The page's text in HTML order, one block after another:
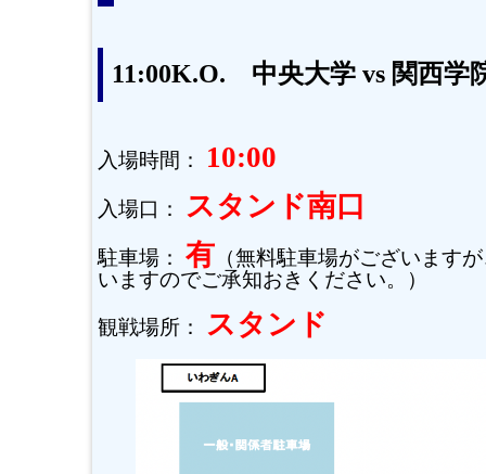
11:00K.O. 中央大学 vs 関西学
入場時間： 10:00
入場口： スタンド南口
駐車場： 有 （無料駐車場がございます
いますのでご承知おきください。）
観戦場所： スタンド